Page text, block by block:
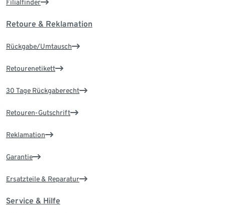
Filialfinder
Retoure & Reklamation
Rückgabe/Umtausch
Retourenetikett
30 Tage Rückgaberecht
Retouren-Gutschrift
Reklamation
Garantie
Ersatzteile & Reparatur
Service & Hilfe